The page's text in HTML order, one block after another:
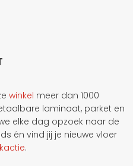
winkel meer dan 1000
laminaat, parket en
elke dag opzoek naar de
én vind jij je nieuwe vloer
.